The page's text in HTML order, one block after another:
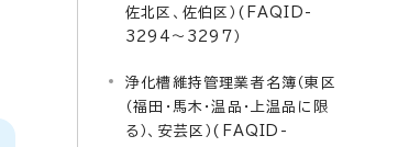
佐北区、佐伯区）(FAQID-
3294～3297）
浄化槽維持管理業者名簿（東区
（福田・馬木・温品・上温品に限
る）、安芸区）(FAQID-